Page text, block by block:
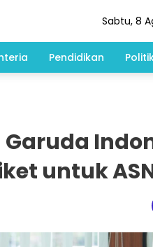
Sabtu, 8
Pendidikan
untuk